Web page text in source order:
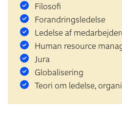
Filosofi
Forandringsledelse
Ledelse af
Human resource
Jura
Globalisering
Teori om ledelse,